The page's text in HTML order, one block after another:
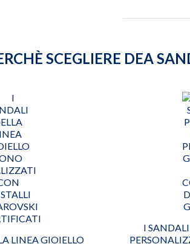
SCEGLIERE DEA
LINEA GIOIELLO
I SANDALI